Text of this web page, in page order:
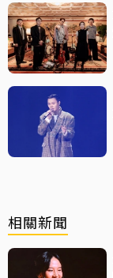
相關新聞